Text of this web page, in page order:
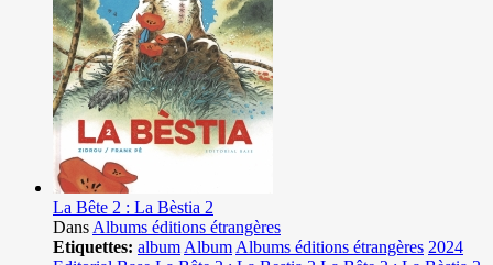
La Bête 2 : La Bèstia 2
Dans Albums éditions étrangères
Etiquettes: album Album Albums éditions étrangères 2024